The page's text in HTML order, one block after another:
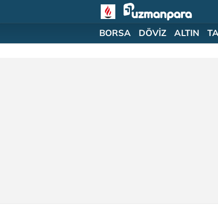
BORSA DÖVİZ ALTIN